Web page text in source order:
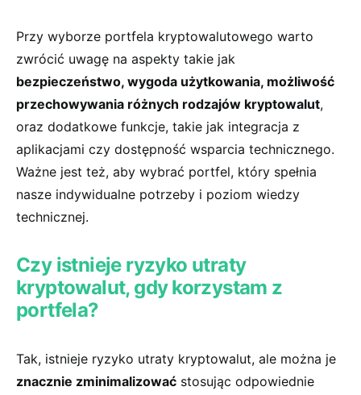
Przy wyborze portfela⁤ kryptowalutowego warto
zwrócić ​uwagę na aspekty takie jak⁣
bezpieczeństwo, ⁤wygoda użytkowania, ⁤możliwość
przechowywania różnych ‌rodzajów kryptowalut,
oraz‌ dodatkowe ⁣funkcje, takie jak ‌integracja z
aplikacjami czy dostępność ⁤wsparcia⁣ technicznego.​
Ważne jest też, aby wybrać⁤ portfel,‌ który spełnia
nasze indywidualne potrzeby ‌i‍ poziom​ wiedzy
technicznej.
Czy istnieje ryzyko ​utraty
kryptowalut, gdy⁢ korzystam ⁢z
portfela?
Tak, istnieje ryzyko utraty kryptowalut, ale⁢ można je
znacznie zminimalizować stosując odpowiednie